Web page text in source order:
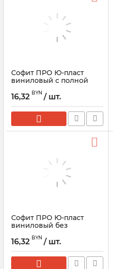
Софит ПРО Ю-пласт
виниловый с полной
16,32 BYN / шт.
Софит ПРО Ю-пласт
виниловый без
16,32 BYN / шт.